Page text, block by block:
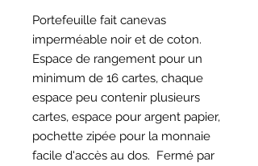
Portefeuille fait canevas
imperméable noir et de coton.
Espace de rangement pour un
minimum de 16 cartes, chaque
espace peu contenir plusieurs
cartes, espace pour argent papier,
pochette zipée pour la monnaie
facile d'accès au dos. Fermé par